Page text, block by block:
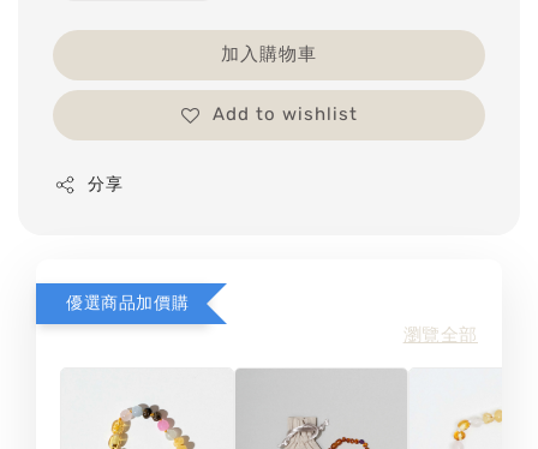
加入購物車
Add to wishlist
分享
優選商品加價購
瀏覽全部